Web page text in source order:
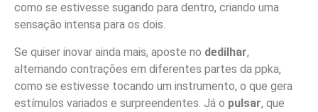
como se estivesse sugando para dentro, criando uma
sensação intensa para os dois.
Se quiser inovar ainda mais, aposte no dedilhar,
alternando contrações em diferentes partes da ppka,
como se estivesse tocando um instrumento, o que gera
estímulos variados e surpreendentes. Já o pulsar, que